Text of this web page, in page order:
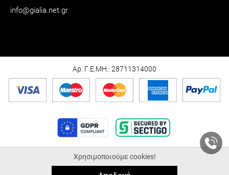
info@gialia.net.gr
Αρ. Γ.Ε.ΜΗ.: 28711314000
ALL-IN-ONE eCommerce Business Development by
Plushost.gr
Χρησιμοποιούμε cookies!